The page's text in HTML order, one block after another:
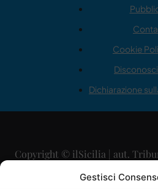
Gestisci
Cookie
Dichiarazione
Copyright © ilSicilia | aut.
29/09/2015